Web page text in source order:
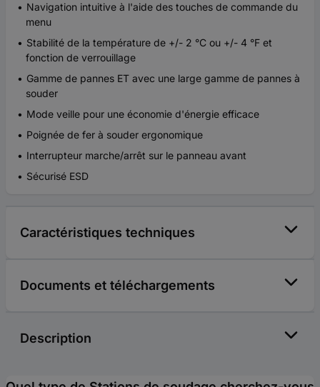
Navigation intuitive à l'aide des touches de commande du
menu
Stabilité de la température de +/- 2 °C ou +/- 4 °F et
fonction de verrouillage
Gamme de pannes ET avec une large gamme de pannes à
souder
Mode veille pour une économie d'énergie efficace
Poignée de fer à souder ergonomique
Interrupteur marche/arrêt sur le panneau avant
Sécurisé ESD
Caractéristiques techniques
Documents et téléchargements
Description